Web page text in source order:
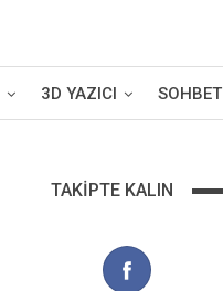
3D YAZICI SOHBET
TAKIPTE KALIN